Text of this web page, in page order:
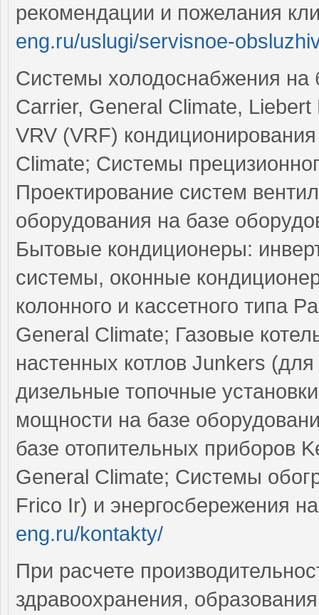
рекомендации и пожелания
eng.ru/uslugi/servisnoe-
Системы холодоснабжения на
Carrier, General Climate,
VRV (VRF)
Climate; Системы
Проектирование систем
оборудования на базе
Бытовые кондиционеры:
системы, оконные
колонного и кассетного типа
General Climate; Газовые
настенных котлов Junkers
дизельные топочные
мощности на базе
базе отопительных приборов
General Climate; Системы
Frico Ir) и энергосбережения
eng.ru/kontakty/
При расчете
здравоохранения,